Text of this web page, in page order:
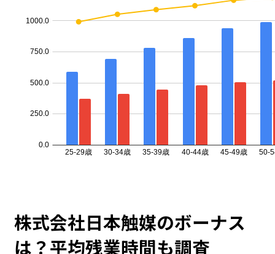
株式会社日本触媒のボーナス
は？平均残業時間も調査